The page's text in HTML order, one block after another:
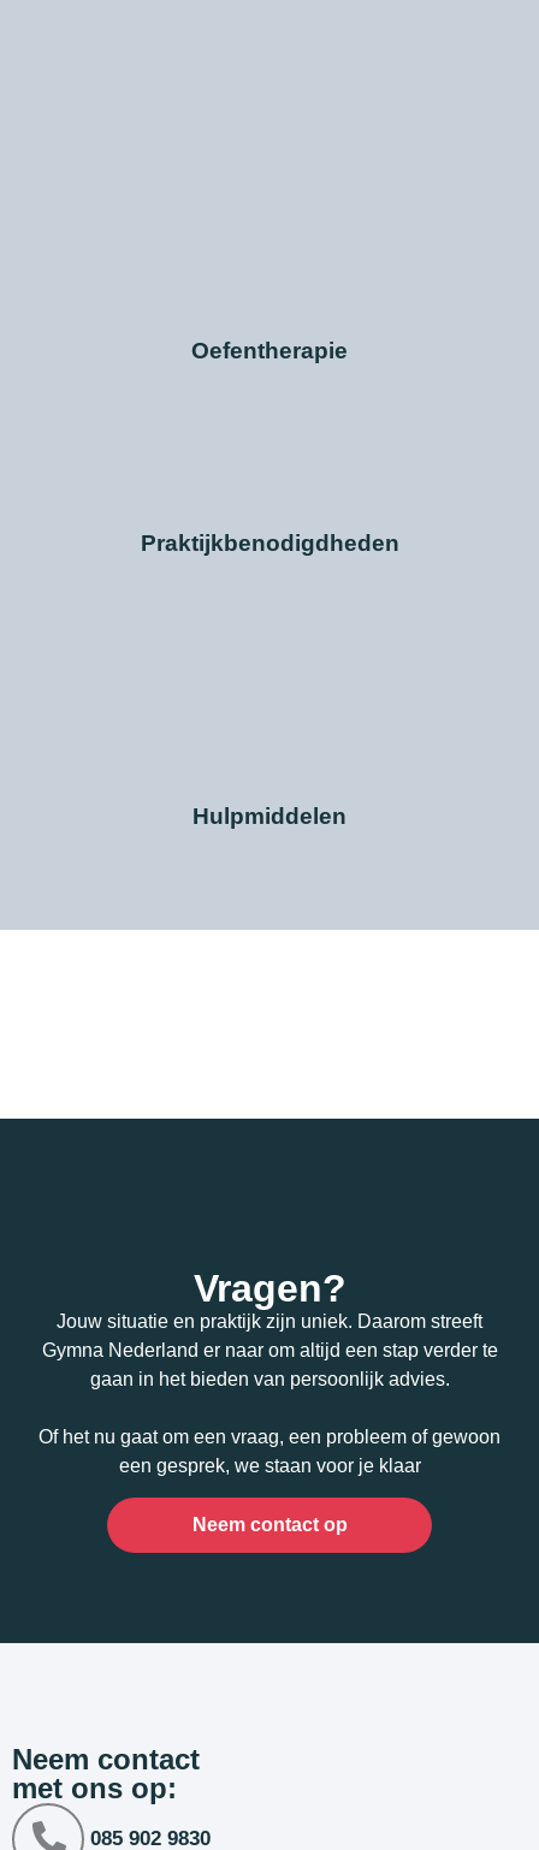
Oefentherapie
Praktijkbenodigdheden
Hulpmiddelen
Vragen?
Jouw situatie en praktijk zijn uniek. Daarom streeft
Gymna Nederland er naar om altijd een stap verder te
gaan in het bieden van persoonlijk advies.
Of het nu gaat om een vraag, een probleem of gewoon
een gesprek, we staan voor je klaar
Neem contact op
Neem contact
met ons op:
085 902 9830